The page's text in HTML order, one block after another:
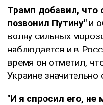
Трамп добавил, что
позвонил Путину" и
волну сильных
наблюдается и в
время он отметил,
Украине значительно
"И я спросил его, не